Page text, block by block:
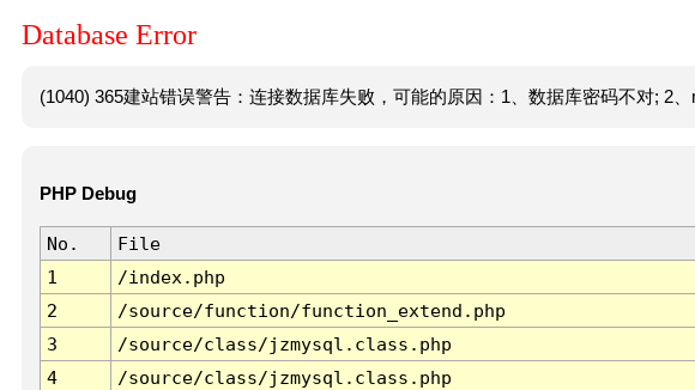
Database Error
(1040) 365建站错误警告：连接数据库失败，可能的原因：1、数据库密码不对; 2、
PHP Debug
No. File
1
/index.php
2
/source/function/function_extend.php
3
/source/class/jzmysql.class.php
4
/source/class/jzmysql.class.php